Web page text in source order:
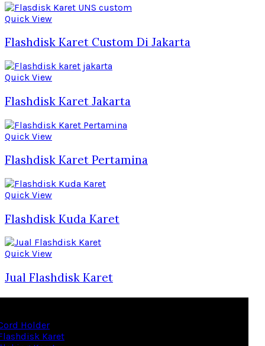
Quick View
Flashdisk Karet Custom Di Jakarta
Quick View
Flashdisk Karet Jakarta
Quick View
Flashdisk Karet Pertamina
Quick View
Flashdisk Kuda Karet
Quick View
Jual Flashdisk Karet
Holder
Karet